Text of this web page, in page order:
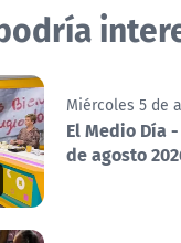
Miércoles 5 de
El Medio Día
de agosto